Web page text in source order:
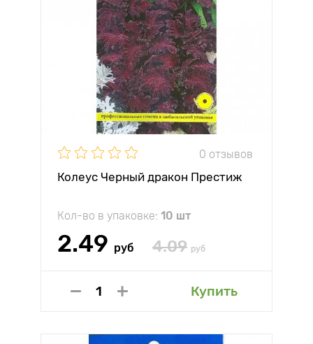
0 отзывов
Колеус Черный дракон Престиж
Кол-во в упаковке: 10 шт
2.49 руб 4.09 руб
Купить